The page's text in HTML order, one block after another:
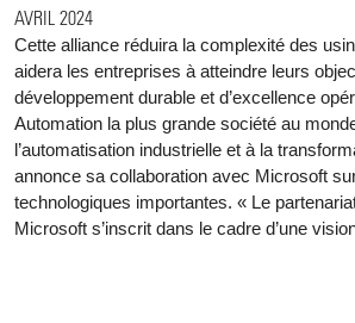
AVRIL 2024
Cette alliance réduira la complexité des
aidera les entreprises à atteindre leurs
développement durable et d’excellence
Automation la plus grande société au
l’automatisation industrielle et à la
annonce sa collaboration avec Microsoft
technologiques importantes. « Le
Microsoft s’inscrit dans le cadre d’une